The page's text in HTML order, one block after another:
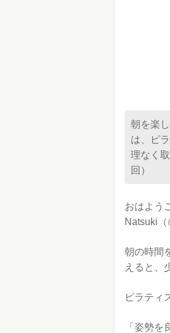
朝を楽
は、ピ
理なく
回）
おはよう
Natsuki（
朝の時間
えると、
ピラティ
「姿勢